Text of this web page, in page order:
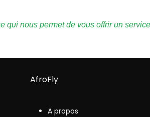
qui nous permet de vous offrir un
AfroFly
A propos